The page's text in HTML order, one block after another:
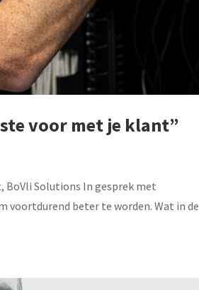
voor met je klant”
BoVli Solutions In gesprek met
voortdurend beter te worden. Wat in de